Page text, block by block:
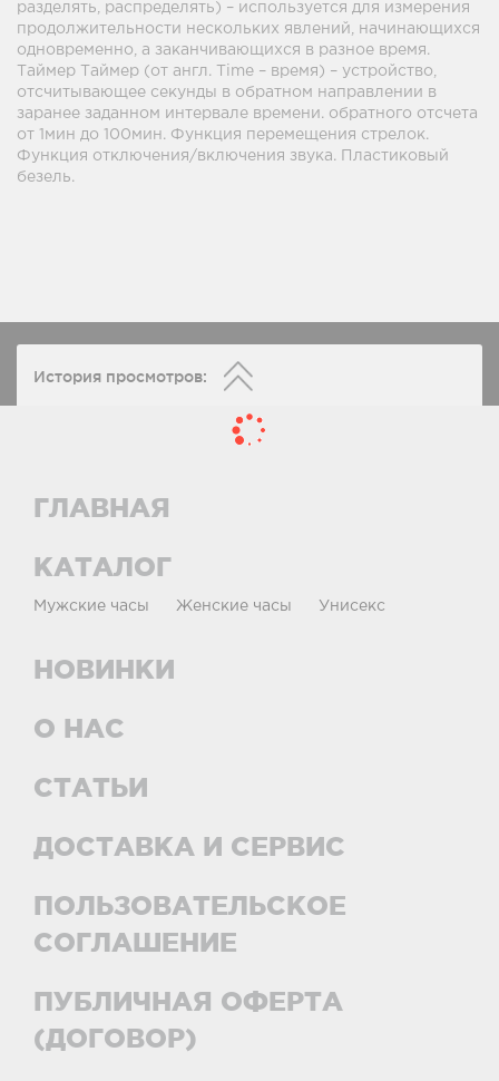
разделять, распределять) – используется для измерения
продолжительности нескольких явлений, начинающихся
одновременно, а заканчивающихся в разное время.
Таймер Таймер (от англ. Time – время) – устройство,
отсчитывающее секунды в обратном направлении в
заранее заданном интервале времени. обратного отсчета
от 1мин до 100мин. Функция перемещения стрелок.
Функция отключения/включения звука. Пластиковый
безель.
История просмотров:
ГЛАВНАЯ
КАТАЛОГ
Мужские часы Женские часы Унисекс
НОВИНКИ
О НАС
СТАТЬИ
ДОСТАВКА И СЕРВИС
ПОЛЬЗОВАТЕЛЬСКОЕ
СОГЛАШЕНИЕ
ПУБЛИЧНАЯ ОФЕРТА
(ДОГОВОР)